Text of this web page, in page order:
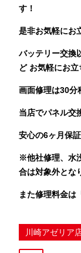
す！
是非お気軽にお
バッテリー交換
ど お気軽にお立
画面修理は30分
当店でパネル交
安心の6ヶ月保
※他社修理、水
合は対象外とな
また修理料金は
川崎アゼリア